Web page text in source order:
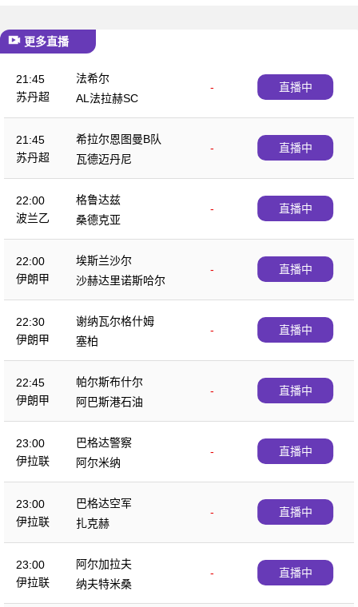
更多直播
21:45
苏丹超
法希尔
-
AL法拉赫SC
直播中
21:45
苏丹超
希拉尔恩图曼B队
-
瓦德迈丹尼
直播中
22:00
波兰乙
格鲁达兹
-
桑德克亚
直播中
22:00
伊朗甲
埃斯兰沙尔
-
沙赫达里诺斯哈尔
直播中
22:30
伊朗甲
谢纳瓦尔格什姆
-
塞柏
直播中
22:45
伊朗甲
帕尔斯布什尔
-
阿巴斯港石油
直播中
23:00
伊拉联
巴格达警察
-
阿尔米纳
直播中
23:00
伊拉联
巴格达空军
-
扎克赫
直播中
23:00
伊拉联
阿尔加拉夫
-
纳夫特米桑
直播中